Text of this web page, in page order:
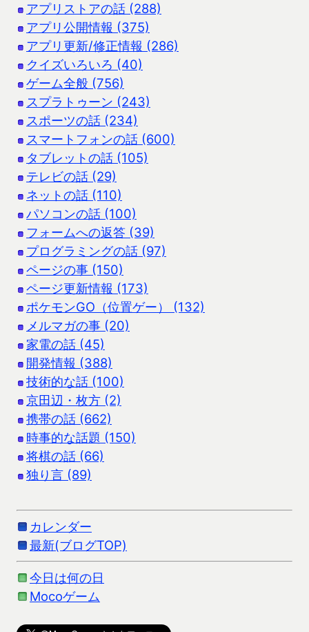
アプリストアの話 (288)
アプリ公開情報 (375)
アプリ更新/修正情報 (286)
クイズいろいろ (40)
ゲーム全般 (756)
スプラトゥーン (243)
スポーツの話 (234)
スマートフォンの話 (600)
タブレットの話 (105)
テレビの話 (29)
ネットの話 (110)
パソコンの話 (100)
フォームへの返答 (39)
プログラミングの話 (97)
ページの事 (150)
ページ更新情報 (173)
ポケモンGO（位置ゲー） (132)
メルマガの事 (20)
家電の話 (45)
開発情報 (388)
技術的な話 (100)
京田辺・枚方 (2)
携帯の話 (662)
時事的な話題 (150)
将棋の話 (66)
独り言 (89)
カレンダー
最新(ブログTOP)
今日は何の日
Mocoゲーム